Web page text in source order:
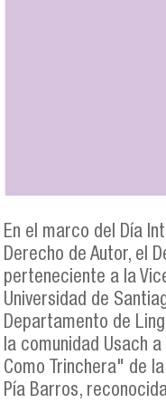
En el marco del Día
Derecho de Autor, el
perteneciente a la
Universidad de
Departamento de
la comunidad Usach
Como Trinchera" de
Pía Barros,